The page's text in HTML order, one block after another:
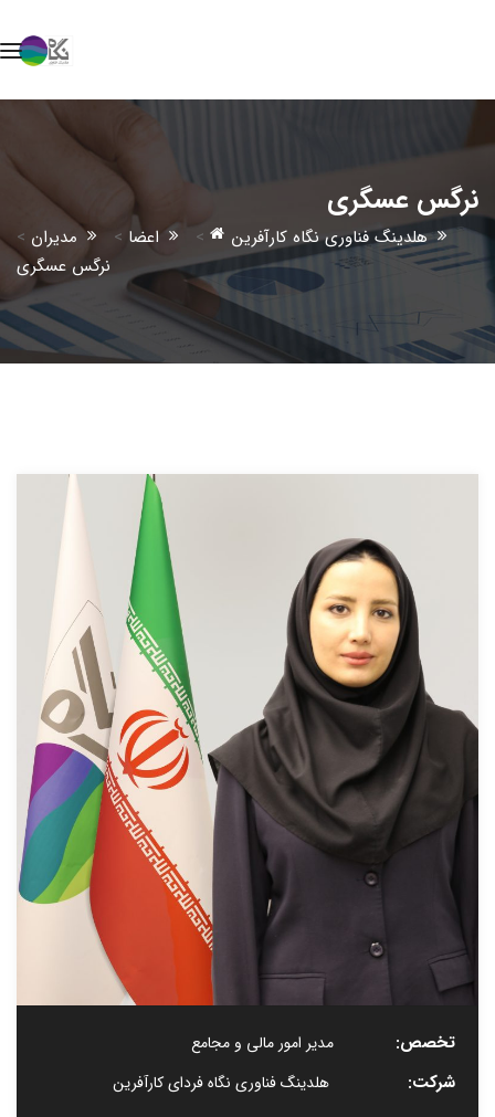
نرگس عسگری
هلدینگ فناوری نگاه کارآفرین > اعضا > مدیران >
نرگس عسگری
تخصص: مدیر امور مالی و مجامع
شرکت: هلدینگ فناوری نگاه فردای کارآفرین